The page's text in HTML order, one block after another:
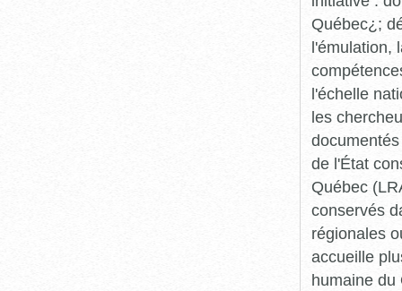
Québec¿;
l'émulation,
l'échelle
les
de l'État
Québec
conservés
régionales
accueille
humaine du